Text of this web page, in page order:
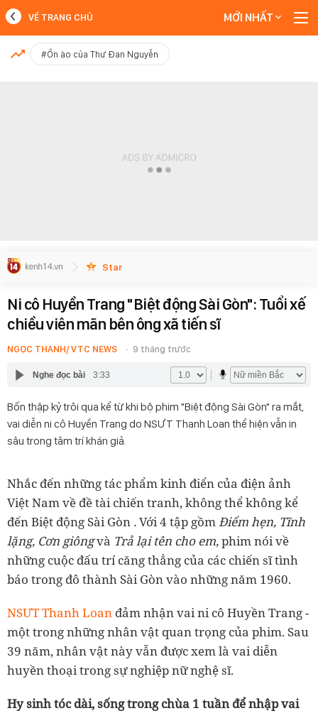
MỚI NHẤT
VỀ TRANG CHỦ MỚI NHẤT
#Ồn ào của Thư Đan Nguyễn
Star
Ni cô Huyền Trang "Biệt động Sài Gòn": Tuổi xế
chiều viên mãn bên ông xã tiến sĩ
NGỌC THANH/ VTC NEWS 9 tháng trước
Nghe đọc bài 3:33
Bốn thập kỷ trôi qua kể từ khi bộ phim "Biệt động Sài Gòn" ra mắt,
vai diễn ni cô Huyền Trang do NSƯT Thanh Loan thể hiện vẫn in
sâu trong tâm trí khán giả.
Nhắc đến những tác phẩm kinh điển của điện ảnh
Việt Nam về đề tài chiến tranh, không thể không kể
đến Biệt động Sài Gòn .Với 4 tập gồmĐiểm hẹn, Tĩnh
lặng, Cơn giôngvà Trả lại tên cho em,phim nói về
những cuộc đấu trí căng thẳng của các chiến sĩ tình
báo trong đô thành Sài Gòn vào những năm 1960.
NSƯT Thanh Loan đảm nhận vai ni cô Huyền Trang -
một trong những nhân vật quan trọng của phim. Sau
39 năm, nhân vật này vẫn được xem là vai diễn
huyền thoại trong sự nghiệp nữ nghệ sĩ.
Hy sinh tóc dài, sống trong chùa 1 tuần để nhập vai